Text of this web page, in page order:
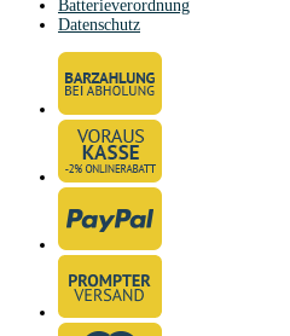
Batterieverordnung
Datenschutz